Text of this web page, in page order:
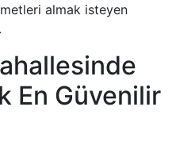
almak isteyen
En Güvenilir